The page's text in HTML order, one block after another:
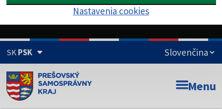
Nastavenia cookies
SKPSK
Doména psk.sk je oficiálna
Toto je oficiálna webová stránka Prešovského
Menu